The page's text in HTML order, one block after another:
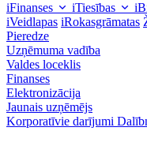
iFinanses iTiesības
iVeidlapas iRokasgrāmatas
Pieredze
Uzņēmuma vadība
Valdes loceklis
Finanses
Elektronizācija
Jaunais uzņēmējs
Korporatīvie darījumi